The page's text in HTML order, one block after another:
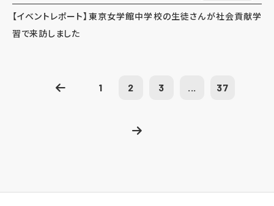
【イベントレポート】東京女学館中学校の生徒さんが社会貢献学
習で来訪しました
1 2 3 ... 37